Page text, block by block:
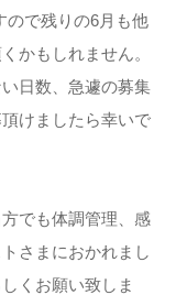
ので残りの6月も他
かもしれません。
日数、急遽の募集
けましたら幸いで
でも体調管理、感
さまにおかれまし
くお願い致しま